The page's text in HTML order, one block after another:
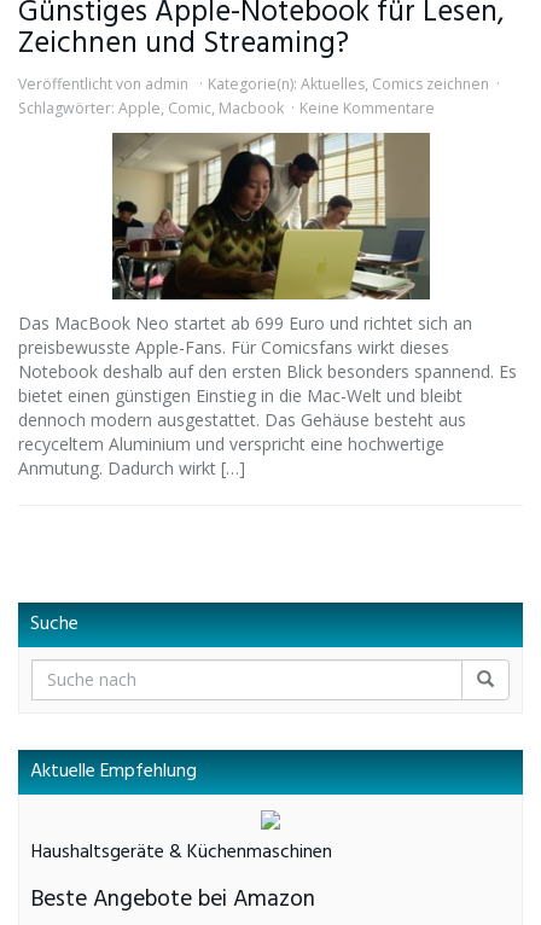
Günstiges Apple-Notebook für Lesen,
Zeichnen und Streaming?
Veröffentlicht von admin Kategorie(n): Aktuelles, Comics zeichnen
Schlagwörter: Apple, Comic, Macbook Keine Kommentare
Das MacBook Neo startet ab 699 Euro und richtet sich an
preisbewusste Apple-Fans. Für Comicsfans wirkt dieses
Notebook deshalb auf den ersten Blick besonders spannend. Es
bietet einen günstigen Einstieg in die Mac-Welt und bleibt
dennoch modern ausgestattet. Das Gehäuse besteht aus
recyceltem Aluminium und verspricht eine hochwertige
Anmutung. Dadurch wirkt […]
Suche
Aktuelle Empfehlung
Haushaltsgeräte & Küchenmaschinen
Beste Angebote bei Amazon